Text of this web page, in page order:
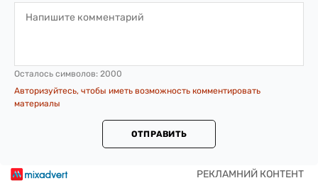
Осталось символов: 2000
Авторизуйтесь, чтобы иметь возможность комментировать
материалы
ОТПРАВИТЬ